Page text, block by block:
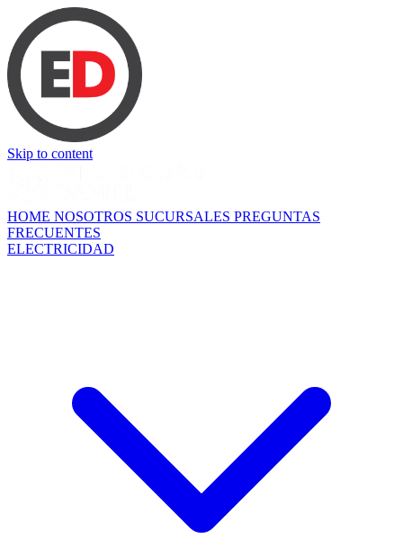
Skip to content
HOME NOSOTROS SUCURSALES PREGUNTAS
FRECUENTES
ELECTRICIDAD